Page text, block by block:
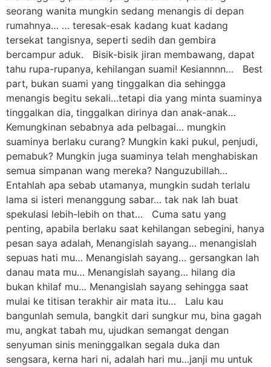
seorang wanita mungkin sedang menangis di depan
rumahnya… … teresak-esak kadang kuat kadang
tersekat tangisnya, seperti sedih dan gembira
bercampur aduk. Bisik-bisik jiran membawang, dapat
tahu rupa-rupanya, kehilangan suami! Kesiannnn… Best
part, bukan suami yang tinggalkan dia sehingga
menangis begitu sekali…tetapi dia yang minta suaminya
tinggalkan dia, tinggalkan dirinya dan anak-anak…
Kemungkinan sebabnya ada pelbagai… mungkin
suaminya berlaku curang? Mungkin kaki pukul, penjudi,
pemabuk? Mungkin juga suaminya telah menghabiskan
semua simpanan wang mereka? Nanguzubillah…
Entahlah apa sebab utamanya, mungkin sudah terlalu
lama si isteri menanggung sabar… tak nak lah buat
spekulasi lebih-lebih on that… Cuma satu yang
penting, apabila berlaku saat kehilangan sebegini, hanya
pesan saya adalah, Menangislah sayang… menangislah
sepuas hati mu… Menangislah sayang… gersangkan lah
danau mata mu… Menangislah sayang… hilang dia
bukan khilaf mu… Menangislah sayang sehingga saat
mulai ke titisan terakhir air mata itu… Lalu kau
bangunlah semula, bangkit dari sungkur mu, bina gagah
mu, angkat tabah mu, ujudkan semangat dengan
senyuman sinis meninggalkan segala duka dan
sengsara, kerna hari ni, adalah hari mu…janji mu untuk